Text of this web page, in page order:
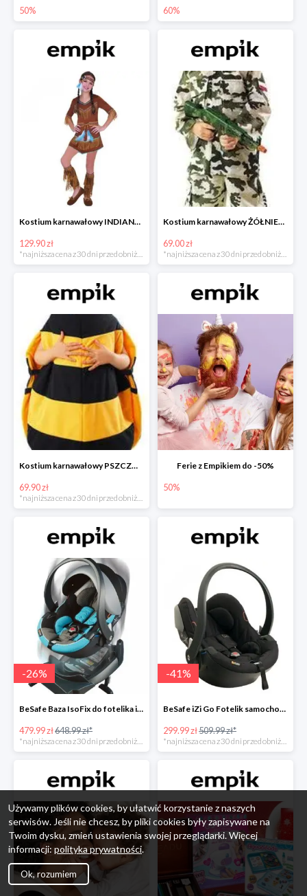
50% 60%
Kostium karnawałowy INDIANKA
129.90 zł
*najniższa cena z 30 dni przed obniżką
Kostium karnawałowy ŻÓŁNIERZ
69.00 zł
*najniższa cena z 30 dni przed obniżką
Kostium karnawałowy PSZCZÓŁKA
69.90 zł
Ferie z Empikiem do -50%
50%
-26%
BeSafe Baza IsoFix do fotelika iZi Go -26%
479.99 zł648.99 zł*
*najniższa cena z 30 dni przed obniżką
-41%
BeSafe iZi Go Fotelik samochodowy, 0-13 kg, Czarny Cab -41%
299.99 zł509.99 zł*
*najniższa cena z 30 dni przed obniżką
Używamy plików cookies, by ułatwić korzystanie z naszych
serwisów. Jeśli nie chcesz, by pliki cookies były zapisywane na
Twoim dysku, zmień ustawienia swojej przeglądarki. Więcej
informacji: polityka prywatności.
Ok, rozumiem